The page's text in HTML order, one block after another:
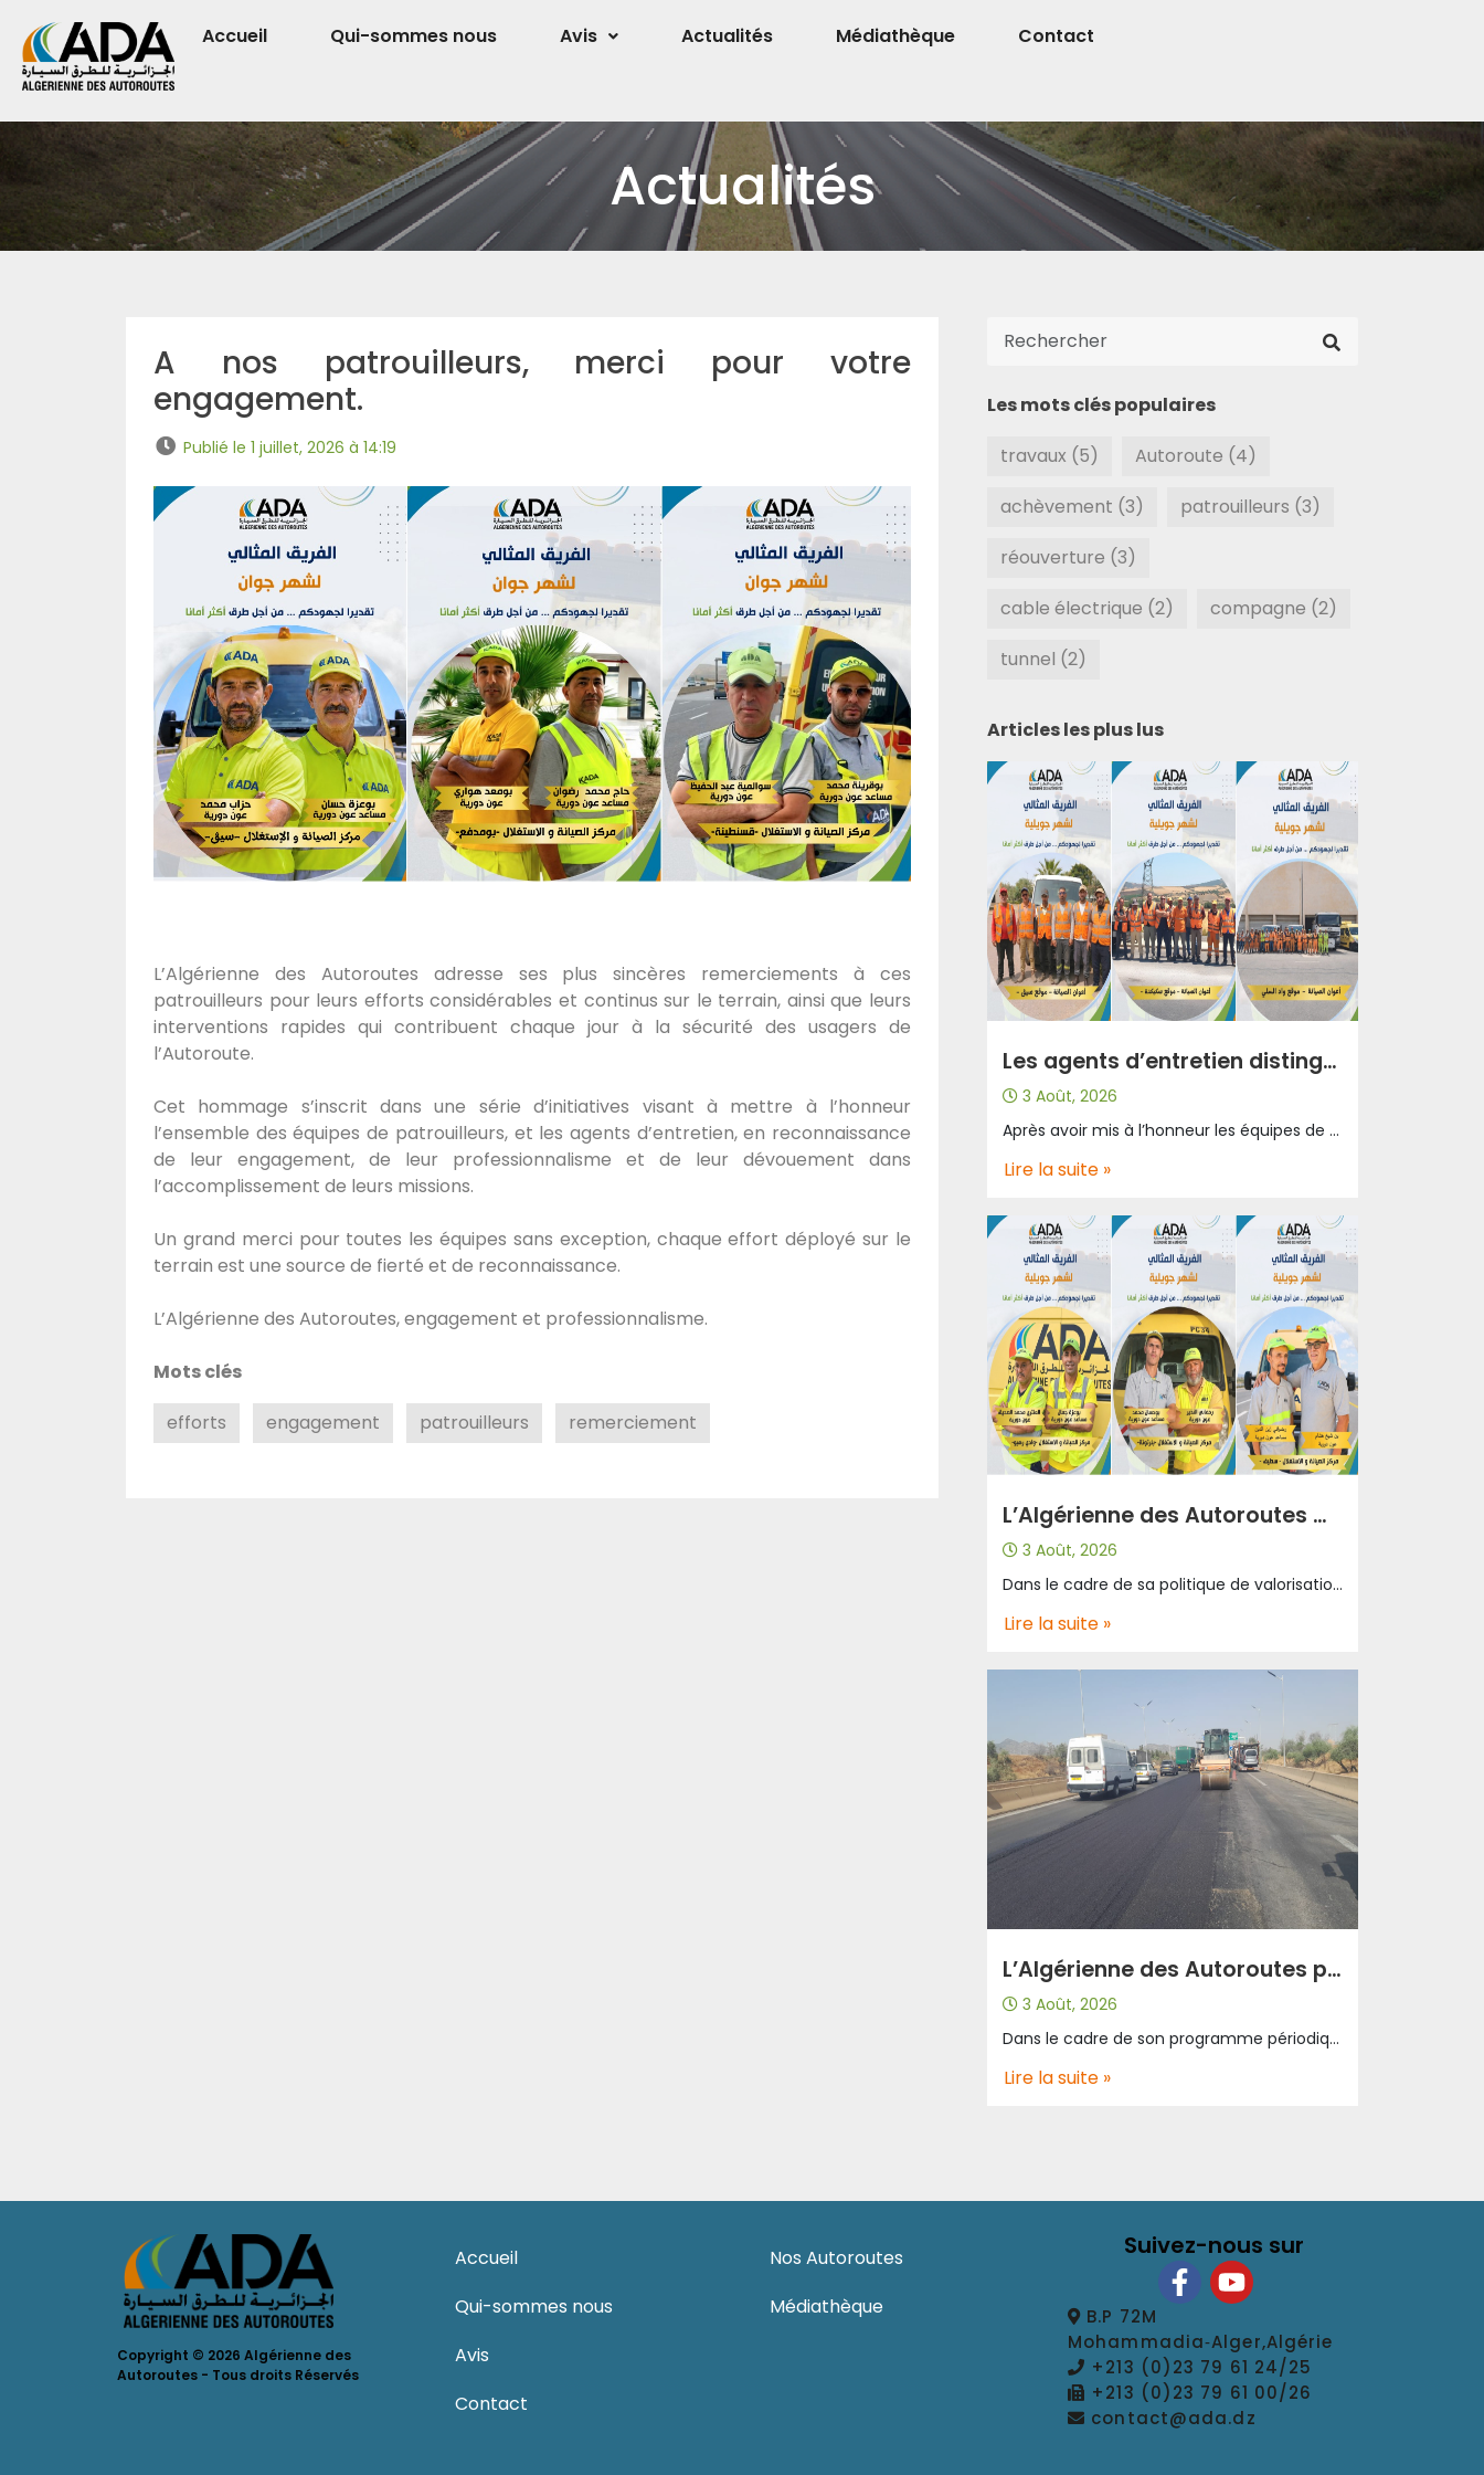
Accueil Qui-sommes nous Avis Actualités Médiathèque Contact
Actualités
A nos patrouilleurs, merci pour votre
engagement.
Publié le 1 juillet, 2026 à 14:19
L’Algérienne des Autoroutes adresse ses plus sincères remerciements à ces
patrouilleurs pour leurs efforts considérables et continus sur le terrain, ainsi que leurs
interventions rapides qui contribuent chaque jour à la sécurité des usagers de
l’Autoroute.
Cet hommage s’inscrit dans une série d’initiatives visant à mettre à l’honneur
l’ensemble des équipes de patrouilleurs, et les agents d’entretien, en reconnaissance
de leur engagement, de leur professionnalisme et de leur dévouement dans
l’accomplissement de leurs missions.
Un grand merci pour toutes les équipes sans exception, chaque effort déployé sur le
terrain est une source de fierté et de reconnaissance.
L’Algérienne des Autoroutes, engagement et professionnalisme.
Mots clés
efforts
engagement patrouilleurs remerciement
Les mots clés populaires
travaux (5)
Autoroute (4)
achèvement (3)
patrouilleurs (3)
réouverture (3)
cable électrique (2)
compagne (2)
tunnel (2)
Articles les plus lus
Les agents d’entretien distingués comme meilleures équipes du mois de juillet
3 Août, 2026
Après avoir mis à l’honneur les équipes de patrouille, L’Algérienne des Autoroutes poursuit sa démarche de valorisation des métiers de terrain en distinguant les agents d’entretien, dont l’engagement quotidien contribue directement à la sécurité des usagers, à la préservation des infrastructures et à la qualité du service sur l’ensemble du réseau autoroutier. Dans le cadre de la désignation des meilleures équipes du mois de juillet, trois équipes d’entretien ont été distinguées en reconnaissance de leur professionnalisme, de leur rigueur et des efforts remarquables qu’elles déploient chaque jour dans l’accomplissement de leurs missions. Qu’il s’agisse de l’entretien des équipements, de la maintenance des installations, du nettoyage ou de la préservation des infrastructures autoroutières, les agents d’entretien interviennent dans des conditions souvent exigeantes, au cœur du trafic et face à des contraintes climatiques variées. Leur travail constitue un maillon essentiel pour garantir un réseau autoroutier sûr, fonctionnel et performant. L’Algérienne des Autoroutes adresse ses plus sincères félicitations aux trois équipes mises à l’honneur pour le mois de juillet et exprime sa profonde reconnaissance à l’ensemble des agents d’entretien des différentes sections, dont le dévouement, la rigueur et le sens des responsabilités contribuent chaque jour au bon fonctionnement du réseau autoroutier. À travers cette initiative, L’Algérienne des Autoroutes réaffirme sa volonté de reconnaître et de valoriser les métiers de terrain, convaincue que l’engagement de ses agents constitue l’un des piliers essentiels de la qualité du service public autoroutier.
Lire la suite »
L’Algérienne des Autoroutes met à l’honneur l’équipe exemplaire du mois de juillet
3 Août, 2026
Dans le cadre de sa politique de valorisation des compétences et de reconnaissance des performances, L’Algérienne des Autoroutes met à l’honneur l’équipe exemplaire du mois de juillet. Cette distinction récompense l’engagement, la rigueur et l’esprit d’équipe dont font preuve les agents de patrouille dans l’accomplissement de leurs missions quotidiennes. Par leur professionnalisme, leur vigilance et leur sens des responsabilités, ils contribuent activement à la sécurité des usagers et à l’amélioration continue de la qualité du service sur l’ensemble du réseau autoroutier. À travers cette initiative, l’entreprise réaffirme son attachement à une culture de l’excellence fondée sur la reconnaissance du mérite et la valorisation des efforts. Elle vise également à encourager l’ensemble des agents à poursuivre leurs missions avec le même engagement, la même détermination et le même professionnalisme. À cette occasion, L’Algérienne des Autoroutes adresse ses plus sincères félicitations à l’équipe mise à l’honneur pour le mois de juillet et exprime sa profonde reconnaissance à l’ensemble des agents de patrouille des différentes sections, dont le dévouement, la vigilance et l’esprit de service constituent un maillon essentiel de la sécurité des usagers et de la qualité du service. Cette reconnaissance traduit la volonté de L’Algérienne des Autoroutes de valoriser les femmes et les hommes de terrain qui, chaque jour, accomplissent leur mission avec professionnalisme, engagement et sens du devoir, au service des usagers de l’autoroute.
Lire la suite »
L’Algérienne des Autoroutes poursuit son programme d’entretien et de réhabilitation sur l’Autoroute A3 à Aïn Defla.
3 Août, 2026
Dans le cadre de son programme périodique d’entretien des infrastructures autoroutières et de son plan d’intervention pour la saison estivale 2026, l’Algérienne des Autoroutes poursuit les travaux d’entretien et de réhabilitation sur l’Autoroute A3, au niveau de la wilaya d’Aïn Defla. Ces opérations s’inscrivent dans la stratégie de l’entreprise visant à préserver le patrimoine autoroutier, renforcer la sécurité des infrastructures et garantir de meilleures conditions de circulation aux usagers. Les principales opérations en cours Les équipes de l’Algérienne des Autoroutes réalisent actuellement plusieurs interventions, notamment : Le fraisage de la chaussée au niveau de Djelida, région d’Aïn El Hadj, au PK 85+850, en direction d’Alger. La réhabilitation de la section reliant Khemis Miliana à Tiberkanine. Le lancement des travaux d’aménagement, comprenant la mise en œuvre d’enrobés et des opérations d’asphaltage, au niveau du point de contrôle de Bourached. Des travaux au service de la sécurité et du confort des usagers À travers ces interventions, l’Algérienne des Autoroutes confirme son engagement en faveur d’un réseau autoroutier performant, sûr et durable. Ces travaux permettront de réhabiliter les sections dégradées, d’améliorer la qualité de la chaussée et d’assurer un meilleur niveau de service aux usagers. L’Algérienne des Autoroutes invite l’ensemble des usagers de l’ autoroute à faire preuve de prudence à l’approche des zones de chantier, à respecter les limitations de vitesse ainsi que les consignes des agents d’entretien et des patrouilleurs, afin de garantir la sécurité de tous. L’Algérienne des Autoroutes, pour votre sécurité en confort.
Lire la suite »
Copyright © 2026 Algérienne des
Autoroutes - Tous droits Réservés
Accueil
Qui-sommes nous
Avis
Contact
Nos Autoroutes
Médiathèque
Suivez-nous sur
B.P 72M
Mohammadia‑Alger,Algérie
+213 (0)23 79 61 24/25
+213 (0)23 79 61 00/26
contact@ada.dz